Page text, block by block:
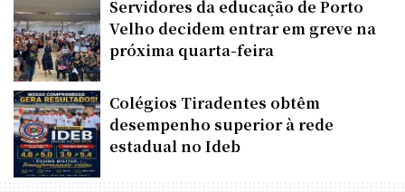
Servidores da educação de Porto
Velho decidem entrar em greve na
próxima quarta-feira
Colégios Tiradentes obtêm
desempenho superior à rede
estadual no Ideb